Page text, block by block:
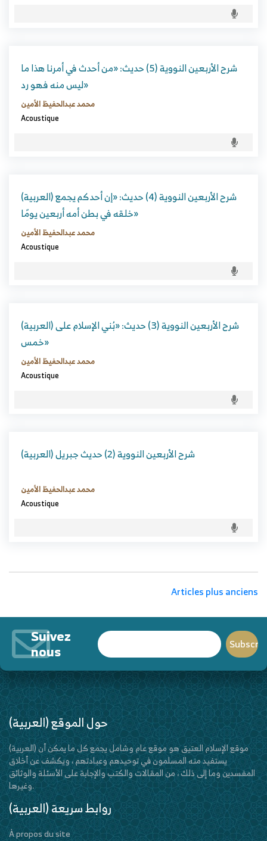
شرح الأربعين النووية (5) حديث: «من أحدث في أمرنا هذا ما
ليس منه فهو رد»
محمد عبدالحفيظ الأمين
Acoustique
(العربية) شرح الأربعين النووية (4) حديث: «إن أحدكم يجمع
خلقه في بطن أمه أربعين يومًا»
محمد عبدالحفيظ الأمين
Acoustique
(العربية) شرح الأربعين النووية (3) حديث: «بُني الإسلام على
خمس»
محمد عبدالحفيظ الأمين
Acoustique
(العربية) شرح الأربعين النووية (2) حديث جبريل
محمد عبدالحفيظ الأمين
Acoustique
Navigation
articles
Articles plus anciens
Suivez
nous
(العربية) حول الموقع
(العربية) موقع الإسلام العتيق هو موقع عام وشامل يجمع كل ما يمكن أن
يستفيد منه المسلمون في توحيدهم وعبادتهم ، ويكشف عن أخلاق
المفسدين وما إلى ذلك ، من المقالات والكتب والإجابة على الأسئلة والوثائق
وغيرها.
(العربية) روابط سريعة
À propos du site